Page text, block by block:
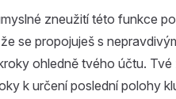
zneužití této funkce
se propojuješ s
ohledně tvého účtu.
k určení poslední polohy